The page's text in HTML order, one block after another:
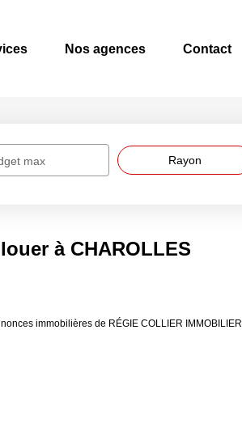
Nos agences Contact
max Rayon
à CHAROLLES
immobilières de RÉGIE COLLIER IMMOBILIER.